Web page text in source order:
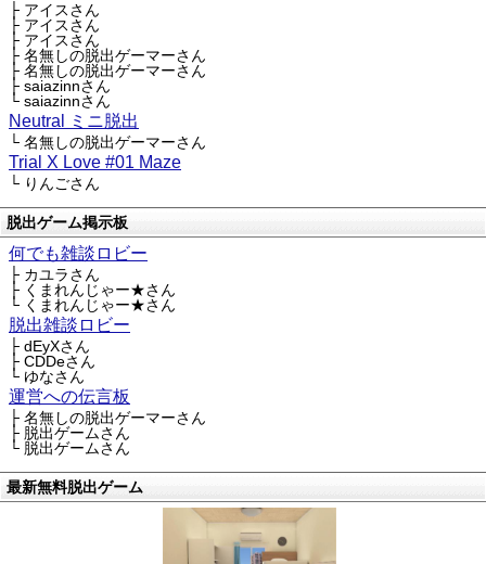
├ アイスさん
├ アイスさん
├ アイスさん
├ 名無しの脱出ゲーマーさん
├ 名無しの脱出ゲーマーさん
├ saiazinnさん
└ saiazinnさん
Neutral ミニ脱出
└ 名無しの脱出ゲーマーさん
Trial X Love #01 Maze
└ りんごさん
脱出ゲーム掲示板
何でも雑談ロビー
├ カユラさん
├ くまれんじゃー★さん
└ くまれんじゃー★さん
脱出雑談ロビー
├ dEyXさん
├ CDDeさん
└ ゆなさん
運営への伝言板
├ 名無しの脱出ゲーマーさん
├ 脱出ゲームさん
└ 脱出ゲームさん
最新無料脱出ゲーム